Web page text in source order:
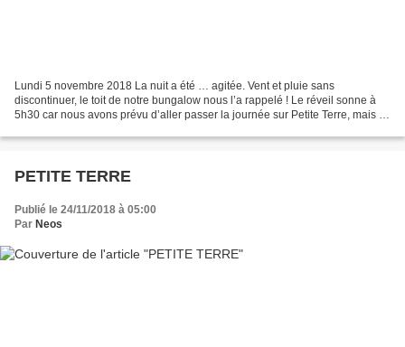
Lundi 5 novembre 2018 La nuit a été … agitée. Vent et pluie sans
discontinuer, le toit de notre bungalow nous l’a rappelé ! Le réveil sonne à
5h30 car nous avons prévu d’aller passer la journée sur Petite Terre, mais …
PETITE TERRE
Publié le 24/11/2018 à 05:00
Par Neos